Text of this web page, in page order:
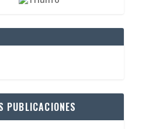
PUBLICACIONES